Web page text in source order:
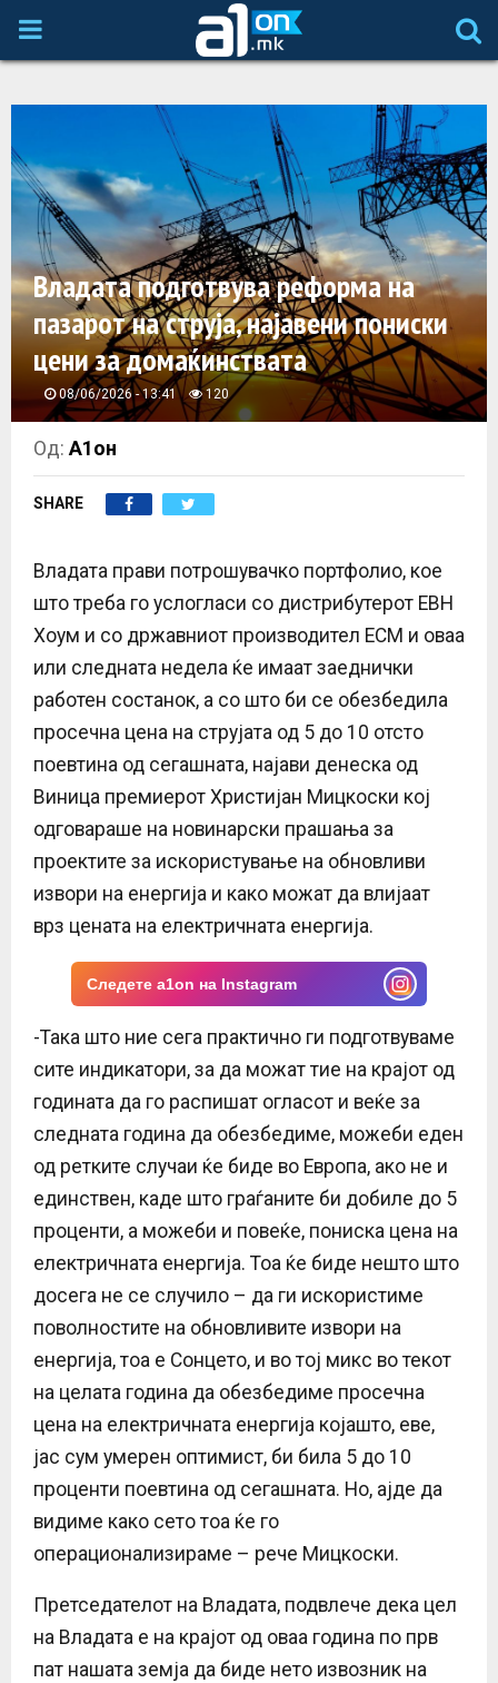
P
I
M
A
R
Y
M
E
N
U
Владата подготвува реформа на
пазарот на струја, најавени пониски
цени за домаќинствата
08/06/2026 - 13:41 120
Од:А1он
SHARE
Владата прави потрошувачко портфолио, кое
што треба го услогласи со дистрибутерот ЕВН
Хоум и со државниот производител ЕСМ и оваа
или следната недела ќе имаат заеднички
работен состанок, а со што би се обезбедила
просечна цена на струјата од 5 до 10 отсто
поевтина од сегашната, најави денеска од
Виница премиерот Христијан Мицкоски кој
одговараше на новинарски прашања за
проектите за искористување на обновливи
извори на енергија и како можат да влијаат
врз цената на електричната енергија.
Следете a1on на Instagram
-Така што ние сега практично ги подготвуваме
сите индикатори, за да можат тие на крајот од
годината да го распишат огласот и веќе за
следната година да обезбедиме, можеби еден
од ретките случаи ќе биде во Европа, ако не и
единствен, каде што граѓаните би добиле до 5
проценти, а можеби и повеќе, пониска цена на
електричната енергија. Тоа ќе биде нешто што
досега не се случило – да ги искористиме
поволностите на обновливите извори на
енергија, тоа е Сонцето, и во тој микс во текот
на целата година да обезбедиме просечна
цена на електричната енергија којашто, еве,
јас сум умерен оптимист, би била 5 до 10
проценти поевтина од сегашната. Но, ајде да
видиме како сето тоа ќе го
операционализираме – рече Мицкоски.
Претседателот на Владата, подвлече дека цел
на Владата е на крајот од оваа година по прв
пат нашата земја да биде нето извозник на